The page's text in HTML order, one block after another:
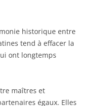
historique entre
tend à effacer la
ont longtemps
maîtres et
égaux. Elles